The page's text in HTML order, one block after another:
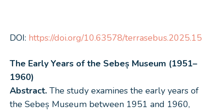
DOI: https://doi.org/10.63578/terrasebus.2025.15
The Early Years of the Sebeș Museum (1951–
1960)
Abstract. The study examines the early years of
the Sebeș Museum between 1951 and 1960,